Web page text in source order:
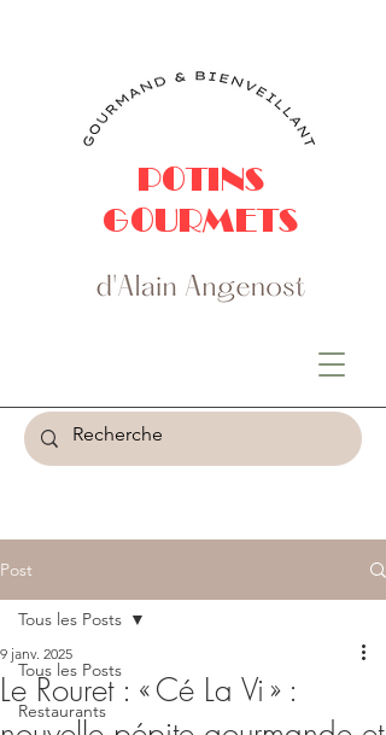
POTINS
GOURMETS
Post
Tous les Posts
Restaurants
Tous les Posts
Le Rouret : « Cé La Vi » :
9 janv. 2025